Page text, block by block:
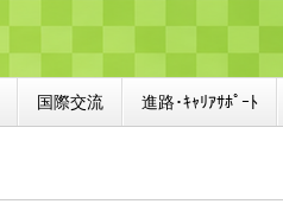
国際交流 進路･ｷｬﾘｱｻﾎﾟｰﾄ